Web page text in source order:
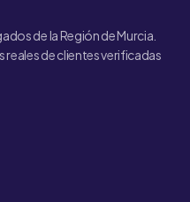
de la Región de Murcia.
de clientes verificadas